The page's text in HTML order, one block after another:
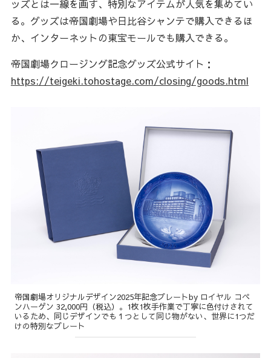
ッズとは一線を画す、特別なアイテムが人気を集めてい
る。グッズは帝国劇場や日比谷シャンテで購入できるほ
か、インターネットの東宝モールでも購入できる。
帝国劇場クロージング記念グッズ公式サイト：
https://teigeki.tohostage.com/closing/goods.html
帝国劇場オリジナルデザイン2025年記念プレートby ロイヤル コペ
ンハーゲン 32,000円（税込）。1枚1枚手作業で丁寧に色付けされて
いるため、同じデザインでも１つとして同じ物がない、世界に1つだ
けの特別なプレート